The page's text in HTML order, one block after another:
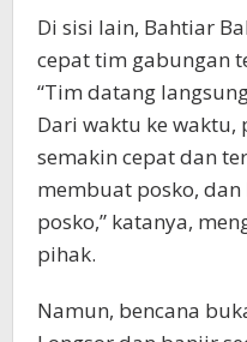
Di sisi lain, Bahtiar
cepat tim gabungan
“Tim datang
Dari waktu ke waktu,
semakin cepat dan
membuat posko,
posko,” katanya,
pihak.
Namun, bencana